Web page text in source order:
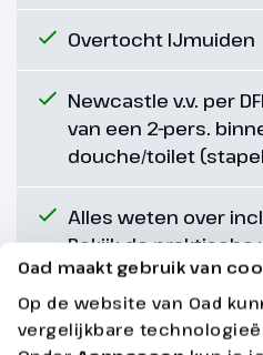
Oad maakt gebruik van
Op de website van Oad
vergelijkbare
Na het
Inverness.
boord van
Line, ook
Railway
benaming
lading.
durende
dwars
prachtige
Westen.
uitzichten
Overtocht IJmuiden
Newcastle v.v. per
van een 2-pers.
douche/toilet
Alles weten over
Bekijk de
Goed om te